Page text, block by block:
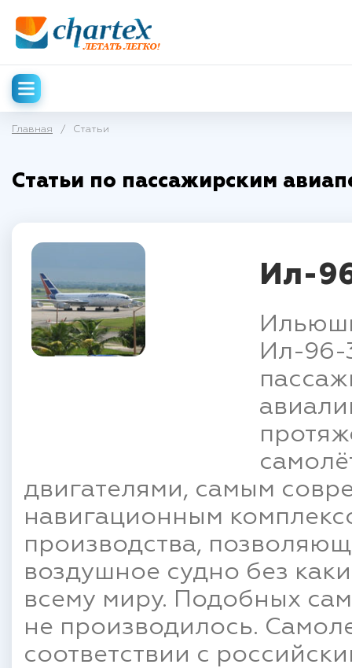
Главная / Статьи
Статьи по пассажирским
Ил-
Ил-
двигателями, самым
навигационным
производства,
воздушное судно без
всему миру. Подобных
не производилось.
соответствии с